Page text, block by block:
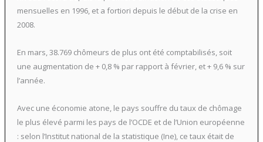
mensuelles en 1996, et a fortiori depuis le début de la crise en
2008.
En mars, 38.769 chômeurs de plus ont été comptabilisés, soit
une augmentation de + 0,8 % par rapport à février, et + 9,6 % sur
l’année.
Avec une économie atone, le pays souffre du taux de chômage
le plus élevé parmi les pays de l’OCDE et de l’Union européenne
: selon l’Institut national de la statistique (Ine), ce taux était de